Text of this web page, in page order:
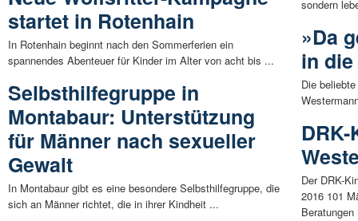
startet in Rotenhain
In Rotenhain beginnt nach den Sommerferien ein
spannendes Abenteuer für Kinder im Alter von acht bis ...
Selbsthilfegruppe in
Montabaur: Unterstützung
für Männer nach sexueller
Gewalt
In Montabaur gibt es eine besondere Selbsthilfegruppe, die
sich an Männer richtet, die in ihrer Kindheit ...
sondern
»Da
in
Die
Der DRK-
2016 101